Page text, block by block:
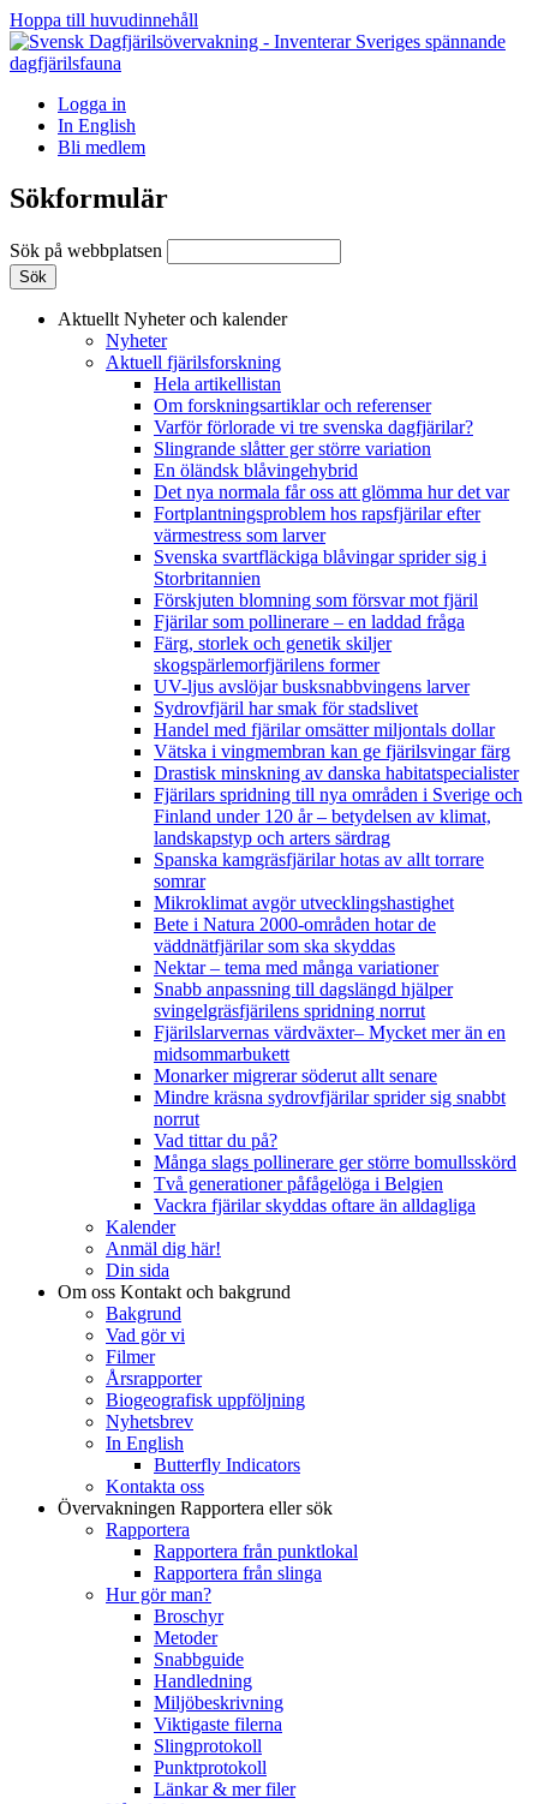
Hoppa till huvudinnehåll
Logga in
In English
Bli medlem
Sökformulär
Sök på webbplatsen
Aktuellt Nyheter och kalender
Nyheter
Aktuell fjärilsforskning
Hela artikellistan
Om forskningsartiklar och referenser
Varför förlorade vi tre svenska dagfjärilar?
Slingrande slåtter ger större variation
En öländsk blåvingehybrid
Det nya normala får oss att glömma hur det var
Fortplantningsproblem hos rapsfjärilar efter
värmestress som larver
Svenska svartfläckiga blåvingar sprider sig i
Storbritannien
Förskjuten blomning som försvar mot fjäril
Fjärilar som pollinerare – en laddad fråga
Färg, storlek och genetik skiljer
skogspärlemorfjärilens former
UV-ljus avslöjar busksnabbvingens larver
Sydrovfjäril har smak för stadslivet
Handel med fjärilar omsätter miljontals dollar
Vätska i vingmembran kan ge fjärilsvingar färg
Drastisk minskning av danska habitatspecialister
Fjärilars spridning till nya områden i Sverige och
Finland under 120 år– betydelsen av klimat,
landskapstyp och arters särdrag
Spanska kamgräsfjärilar hotas av allt torrare
somrar
Mikroklimat avgör utvecklingshastighet
Bete i Natura 2000-områden hotar de
väddnätfjärilar som ska skyddas
Nektar – tema med många variationer
Snabb anpassning till dagslängd hjälper
svingelgräsfjärilens spridning norrut
Fjärilslarvernas värdväxter– Mycket mer än en
midsommarbukett
Monarker migrerar söderut allt senare
Mindre kräsna sydrovfjärilar sprider sig snabbt
norrut
Vad tittar du på?
Många slags pollinerare ger större bomullsskörd
Två generationer påfågelöga i Belgien
Vackra fjärilar skyddas oftare än alldagliga
Kalender
Anmäl dig här!
Din sida
Om oss Kontakt och bakgrund
Bakgrund
Vad gör vi
Filmer
Årsrapporter
Biogeografisk uppföljning
Nyhetsbrev
In English
Butterfly Indicators
Kontakta oss
Övervakningen Rapportera eller sök
Rapportera
Rapportera från punktlokal
Rapportera från slinga
Hur gör man?
Broschyr
Metoder
Snabbguide
Handledning
Miljöbeskrivning
Viktigaste filerna
Slingprotokoll
Punktprotokoll
Länkar & mer filer